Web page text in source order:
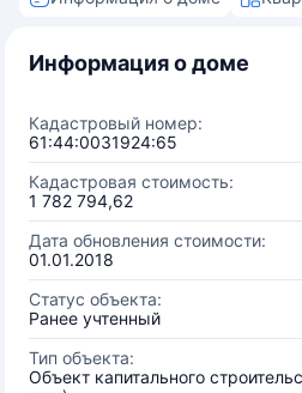
Информация о доме
Кадастровый номер:
61:44:0031924:65
Кадастровая стоимость:
1 782 794,62
Дата обновления стоимости:
01.01.2018
Статус объекта:
Ранее учтенный
Тип объекта:
Объект капитального